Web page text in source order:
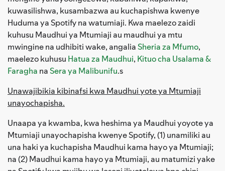
kuwasilishwa, kusambazwa au kuchapishwa kwenye
Huduma ya Spotify na watumiaji. Kwa maelezo zaidi
kuhusu Maudhui ya Mtumiaji au maudhui ya mtu
mwingine na udhibiti wake, angalia Sheria za Mfumo,
maelezo kuhusu Hatua za Maudhui, Kituo cha Usalama &
Faragha na Sera ya Malibunifu.s
Unawajibikia kibinafsi kwa Maudhui yote ya Mtumiaji
unayochapisha.
Unaapa ya kwamba, kwa heshima ya Maudhui yoyote ya
Mtumiaji unayochapisha kwenye Spotify, (1) unamiliki au
una haki ya kuchapisha Maudhui kama hayo ya Mtumiaji;
na (2) Maudhui kama hayo ya Mtumiaji, au matumizi yake